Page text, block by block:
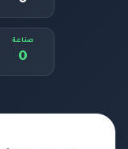
صناعة
0